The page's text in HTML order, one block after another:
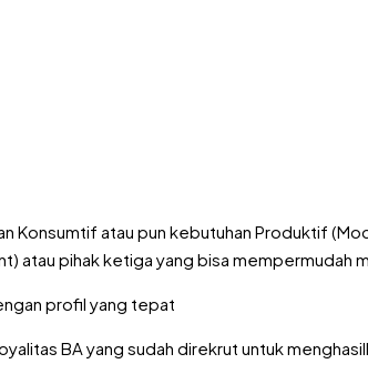
atau pun kebutuhan Produktif
atau pihak ketiga yang bisa mempermudah
profil yang tepat
BA yang sudah direkrut untuk